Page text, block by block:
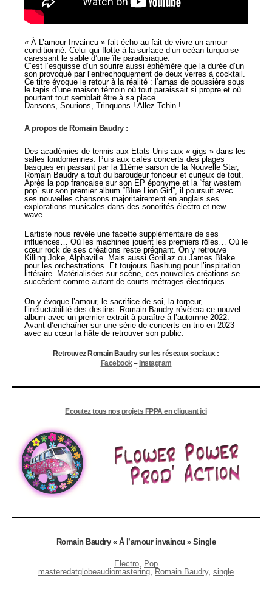
« À L’amour Invaincu » fait écho au fait de vivre un amour
conditionné. Celui qui flotte à la surface d’un océan turquoise
caressant le sable d’une île paradisiaque.
C’est l’esquisse d’un sourire aussi éphémère que la durée d’un
son provoqué par l‘entrechoquement de deux verres à cocktail.
Ce titre évoque le retour à la réalité : l’amas de poussière sous
le tapis d’une maison témoin où tout paraissait si propre et où
pourtant tout semblait être à sa place.
Dansons, Sourions, Trinquons ! Allez Tchin !
A propos de Romain Baudry :
Des académies de tennis aux Etats-Unis aux « gigs » dans les
salles londoniennes. Puis aux cafés concerts des plages
basques en passant par la 11ème saison de la Nouvelle Star,
Romain Baudry a tout du baroudeur fonceur et curieux de tout.
Après la pop française sur son EP éponyme et la “far western
pop” sur son premier album “Blue Lion Girl”, il poursuit avec
ses nouvelles chansons majoritairement en anglais ses
explorations musicales dans des sonorités électro et new
wave.
L’artiste nous révèle une facette supplémentaire de ses
influences… Où les machines jouent les premiers rôles… Où le
cœur rock de ses créations reste prégnant. On y retrouve
Killing Joke, Alphaville. Mais aussi Gorillaz ou James Blake
pour les orchestrations. Et toujours Bashung pour l’inspiration
littéraire. Matérialisées sur scène, ces nouvelles créations se
succèdent comme autant de courts métrages électriques.
On y évoque l’amour, le sacrifice de soi, la torpeur,
l’inéluctabilité des destins. Romain Baudry révèlera ce nouvel
album avec un premier extrait à paraître à l’automne 2022.
Avant d’enchaîner sur une série de concerts en trio en 2023
avec au cœur la hâte de retrouver son public.
Retrouvez Romain Baudry sur les réseaux sociaux :
Facebook– Instagram
Ecoutez tous nos projets FPPA en cliquant ici
Romain Baudry « À l’amour invaincu » Single
Electro
Pop
masteredatglobeaudiomastering
Romain Baudry, single